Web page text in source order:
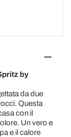
by
da due
Questa
con il
Un vero e
e il calore